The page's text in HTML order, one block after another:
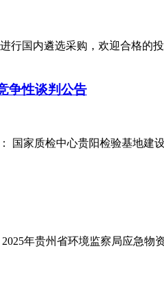
行国内遴选采购，欢迎合格的
争性谈判公告
国家质检中心贵阳检验基地
年贵州省环境监察局应急